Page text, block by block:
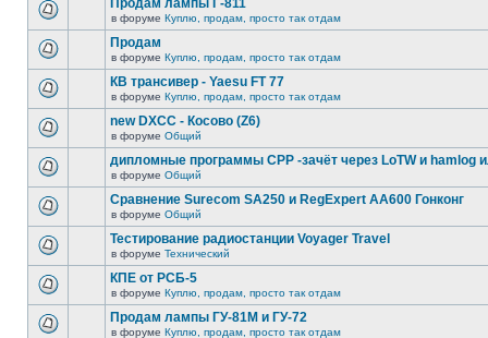
Продам лампы Г-811
в форуме Куплю, продам, просто так отдам
Продам
в форуме Куплю, продам, просто так отдам
КВ трансивер - Yaesu FT 77
в форуме Куплю, продам, просто так отдам
new DXCC - Косово (Z6)
в форуме Общий
дипломные программы СРР -зачёт через LoTW и hamlog
в форуме Общий
Сравнение Surecom SA250 и RegExpert AA600 Гонконг
в форуме Общий
Тестирование радиостанции Voyager Travel
в форуме Технический
КПЕ от РСБ-5
в форуме Куплю, продам, просто так отдам
Продам лампы ГУ-81М и ГУ-72
в форуме Куплю, продам, просто так отдам